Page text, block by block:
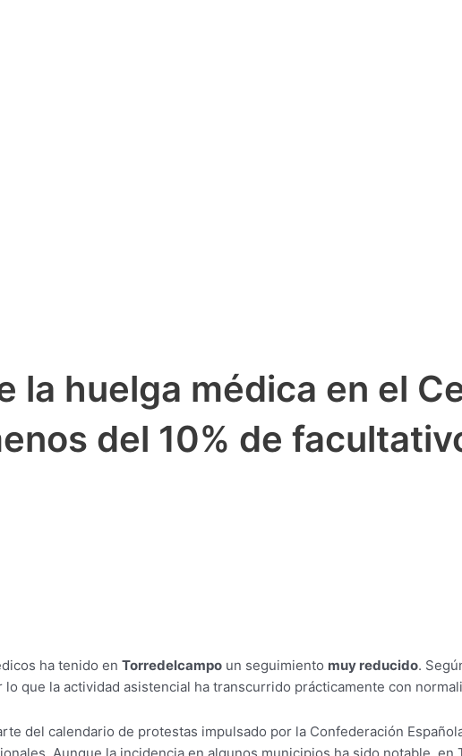
la huelga médica en el
del 10% de
ha tenido en Torredelcampo un seguimiento muy reducido.
lo que la actividad asistencial ha transcurrido prácticamente con
del calendario de protestas impulsado por la Confederación